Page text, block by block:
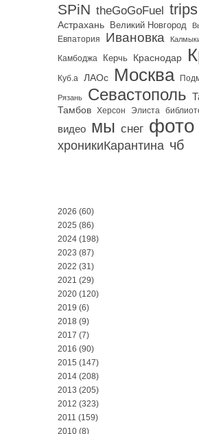
SPiN theGoGoFuel trips
Астрахань Великий Новгород
Евпатория Ивановка
Камбоджа Керчь Краснодар
Куб.а ЛАОс Москва
Рязань Севастополь
Тамбов Херсон Элиста
видео мы снег фото
хроникиКарантина чб
2026 (60)
2025 (86)
2024 (198)
2023 (87)
2022 (31)
2021 (29)
2020 (120)
2019 (6)
2018 (9)
2017 (7)
2016 (90)
2015 (147)
2014 (208)
2013 (205)
2012 (323)
2011 (159)
2010 (8)